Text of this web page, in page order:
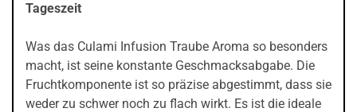
Tageszeit
Was das Culami Infusion Traube Aroma so besonders
macht, ist seine konstante Geschmacksabgabe. Die
Fruchtkomponente ist so präzise abgestimmt, dass sie
weder zu schwer noch zu flach wirkt. Es ist die ideale